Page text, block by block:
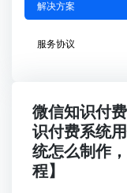
解决方案
服务协议
微信知识付
识付费系统
统怎么制作
程】